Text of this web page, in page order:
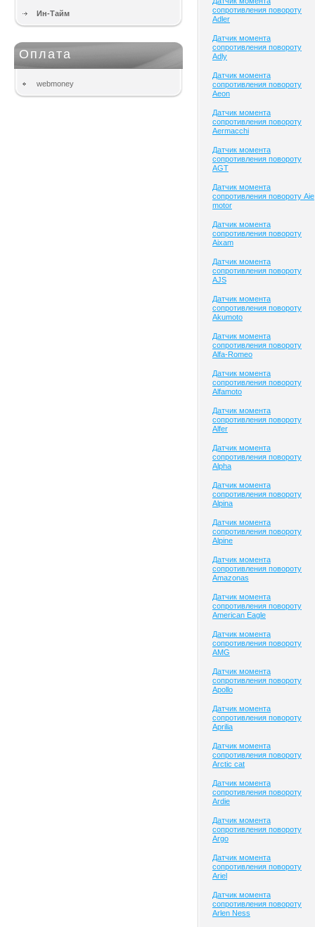
Ин-Тайм
Оплата
webmoney
сопротивления повороту
Adler
Датчик момента
сопротивления повороту
Adly
Датчик момента
сопротивления повороту
Aeon
Датчик момента
сопротивления повороту
Aermacchi
Датчик момента
сопротивления повороту
AGT
Датчик момента
сопротивления повороту Aie
motor
Датчик момента
сопротивления повороту
Aixam
Датчик момента
сопротивления повороту
AJS
Датчик момента
сопротивления повороту
Akumoto
Датчик момента
сопротивления повороту
Alfa-Romeo
Датчик момента
сопротивления повороту
Alfamoto
Датчик момента
сопротивления повороту
Alfer
Датчик момента
сопротивления повороту
Alpha
Датчик момента
сопротивления повороту
Alpina
Датчик момента
сопротивления повороту
Alpine
Датчик момента
сопротивления повороту
Amazonas
Датчик момента
сопротивления повороту
American Eagle
Датчик момента
сопротивления повороту
AMG
Датчик момента
сопротивления повороту
Apollo
Датчик момента
сопротивления повороту
Aprilia
Датчик момента
сопротивления повороту
Arctic cat
Датчик момента
сопротивления повороту
Ardie
Датчик момента
сопротивления повороту
Argo
Датчик момента
сопротивления повороту
Ariel
Датчик момента
сопротивления повороту
Arlen Ness